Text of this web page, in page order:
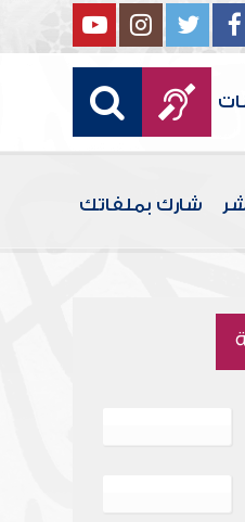
شارك بملفاتك